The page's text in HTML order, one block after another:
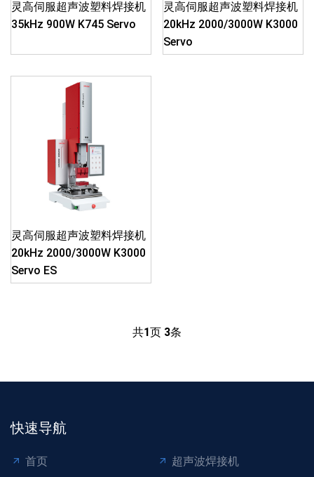
灵高伺服超声波塑料焊接机
35kHz 900W K745 Servo
灵高伺服超声波塑料焊接机
20kHz 2000/3000W K3000
Servo
灵高伺服超声波塑料焊接机
20kHz 2000/3000W K3000
Servo ES
共1页 3条
快速导航
首页
超声波焊接机